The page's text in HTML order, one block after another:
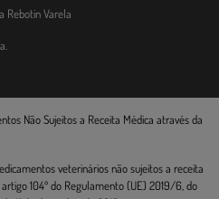
Rebotin Varela
Não Sujeitos a Receita Médica através da
veterinários não sujeitos a receita
104º do Regulamento (UE) 2019/6, do